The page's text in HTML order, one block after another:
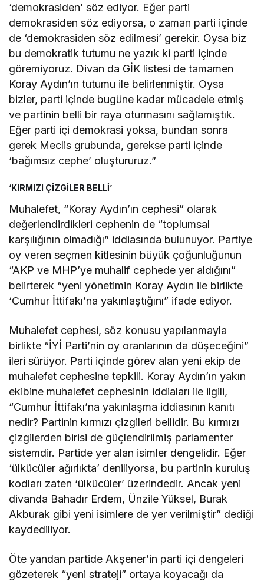
‘demokrasiden’ söz ediyor. Eğer parti
demokrasiden söz ediyorsa, o zaman parti içinde
de ‘demokrasiden söz edilmesi’ gerekir. Oysa biz
bu demokratik tutumu ne yazık ki parti içinde
göremiyoruz. Divan da GİK listesi de tamamen
Koray Aydın’ın tutumu ile belirlenmiştir. Oysa
bizler, parti içinde bugüne kadar mücadele etmiş
ve partinin belli bir raya oturmasını sağlamıştık.
Eğer parti içi demokrasi yoksa, bundan sonra
gerek Meclis grubunda, gerekse parti içinde
‘bağımsız cephe’ oluştururuz.”
‘KIRMIZI ÇİZGİLER BELLİ’
Muhalefet, “Koray Aydın’ın cephesi” olarak
değerlendirdikleri cephenin de “toplumsal
karşılığının olmadığı” iddiasında bulunuyor. Partiye
oy veren seçmen kitlesinin büyük çoğunluğunun
“AKP ve MHP’ye muhalif cephede yer aldığını”
belirterek “yeni yönetimin Koray Aydın ile birlikte
‘Cumhur İttifakı’na yakınlaştığını” ifade ediyor.
Muhalefet cephesi, söz konusu yapılanmayla
birlikte “İYİ Parti’nin oy oranlarının da düşeceğini”
ileri sürüyor. Parti içinde görev alan yeni ekip de
muhalefet cephesine tepkili. Koray Aydın’ın yakın
ekibine muhalefet cephesinin iddiaları ile ilgili,
“Cumhur İttifakı’na yakınlaşma iddiasının kanıtı
nedir? Partinin kırmızı çizgileri bellidir. Bu kırmızı
çizgilerden birisi de güçlendirilmiş parlamenter
sistemdir. Partide yer alan isimler dengelidir. Eğer
‘ülkücüler ağırlıkta’ deniliyorsa, bu partinin kuruluş
kodları zaten ‘ülkücüler’ üzerindedir. Ancak yeni
divanda Bahadır Erdem, Ünzile Yüksel, Burak
Akburak gibi yeni isimlere de yer verilmiştir” dediği
kaydediliyor.
Öte yandan partide Akşener’in parti içi dengeleri
gözeterek “yeni strateji” ortaya koyacağı da